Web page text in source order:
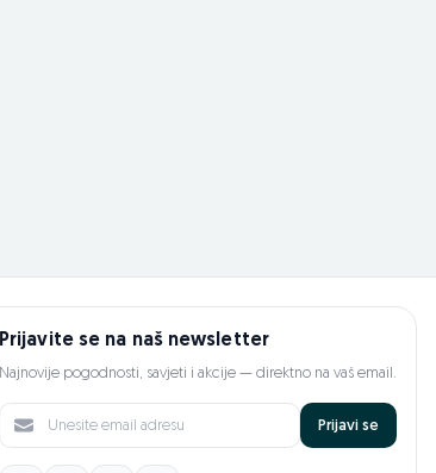
Prijavite se na naš newsletter
Najnovije pogodnosti, savjeti i akcije — direktno na vaš email.
Prijavi se